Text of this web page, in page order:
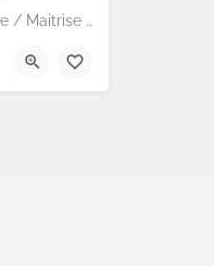
Maître d’ouvrage : Ville de Saint-Nazaire / Maitrise d'ouvrage délégué SONADEV TERRITOIRES…